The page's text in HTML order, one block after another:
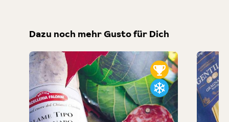
Dazu noch mehr Gusto für Dich
Produktgalerie überspringen